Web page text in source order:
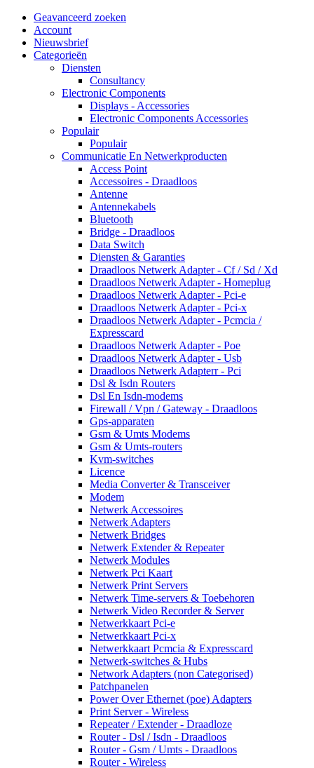
Geavanceerd zoeken
Account
Nieuwsbrief
Categorieën
Diensten
Consultancy
Electronic Components
Displays - Accessories
Electronic Components Accessories
Populair
Populair
Communicatie En Netwerkproducten
Access Point
Accessoires - Draadloos
Antenne
Antennekabels
Bluetooth
Bridge - Draadloos
Data Switch
Diensten & Garanties
Draadloos Netwerk Adapter - Cf / Sd / Xd
Draadloos Netwerk Adapter - Homeplug
Draadloos Netwerk Adapter - Pci-e
Draadloos Netwerk Adapter - Pci-x
Draadloos Netwerk Adapter - Pcmcia /
Expresscard
Draadloos Netwerk Adapter - Poe
Draadloos Netwerk Adapter - Usb
Draadloos Netwerk Adapterr - Pci
Dsl & Isdn Routers
Dsl En Isdn-modems
Firewall / Vpn / Gateway - Draadloos
Gps-apparaten
Gsm & Umts Modems
Gsm & Umts-routers
Kvm-switches
Licence
Media Converter & Transceiver
Modem
Netwerk Accessoires
Netwerk Adapters
Netwerk Bridges
Netwerk Extender & Repeater
Netwerk Modules
Netwerk Pci Kaart
Netwerk Print Servers
Netwerk Time-servers & Toebehoren
Netwerk Video Recorder & Server
Netwerkkaart Pci-e
Netwerkkaart Pci-x
Netwerkkaart Pcmcia & Expresscard
Netwerk-switches & Hubs
Network Adapters (non Categorised)
Patchpanelen
Power Over Ethernet (poe) Adapters
Print Server - Wireless
Repeater / Extender - Draadloze
Router - Dsl / Isdn - Draadloos
Router - Gsm / Umts - Draadloos
Router - Wireless